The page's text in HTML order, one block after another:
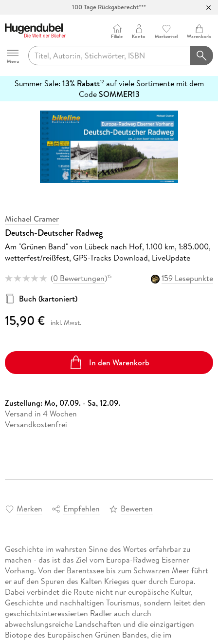
100 Tage Rückgaberecht***
Hugendubel
Menu
Filiale Konto Merkzettel Warenkorb
Summer Sale: 13% Rabatt12auf viele Sortimente mit dem
CodeSOMMER13
erfahren
Michael Cramer
Deutsch-Deutscher Radweg
Am "Grünen Band" von Lübeck nach Hof, 1.100 km, 1:85.000,
wetterfest/reißfest, GPS-Tracks Download, LiveUpdate
(0 Bewertungen)15
159 Lesepunkte
Buch (kartoniert)
15,90 € inkl. Mwst.
In den Warenkorb
Zustellung:Mo, 07.09. - Sa, 12.09.
Versand in 4 Wochen
Versandkostenfrei
Merken Empfehlen Bewerten
Geschichte im wahrsten Sinne des Wortes erfahrbar zu
machen - das ist das Ziel vom Europa-Radweg Eiserner
Vorhang. Von der Barentssee bis zum Schwarzen Meer führt
er auf den Spuren des Kalten Krieges quer durch Europa.
Dabei verbindet die Route nicht nur europäische Kultur,
Geschichte und nachhaltigen Tourismus, sondern leitet den
geschichtsinteressierten Radler auch durch
abwechslungsreiche Landschaften und die einzigartigen
Biotope des Europäischen Grünen Bandes, die im